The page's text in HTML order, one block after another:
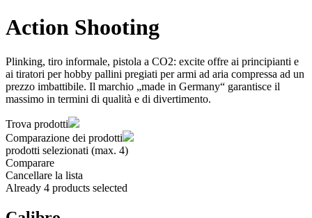
Action Shooting
Plinking, tiro informale, pistola a CO2: excite offre ai principianti e
ai tiratori per hobby pallini pregiati per armi ad aria compressa ad un
prezzo imbattibile. Il marchio „made in Germany“ garantisce il
massimo in termini di qualità e di divertimento.
Trova prodotti
Comparazione dei prodotti
prodotti selezionati (max. 4)
Comparare
Cancellare la lista
Already 4 products selected